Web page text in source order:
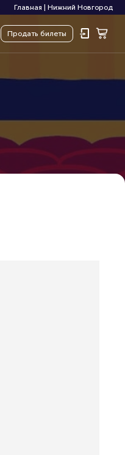
Главная Нижний Новгород
Продать билеты